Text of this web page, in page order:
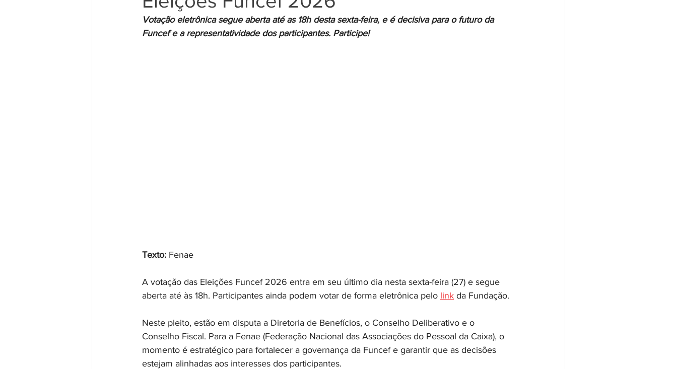
Movimento Sindical Mulheres Negros Notícias Outros Bancos
Votação eletrônica segue aberta até as 18h desta sexta-feira, e é decisiva para o futuro da
Funcef e a representatividade dos participantes. Participe!
Texto: Fenae
A votação das Eleições Funcef 2026 entra em seu último dia nesta sexta-feira (27) e segue
aberta até às 18h. Participantes ainda podem votar de forma eletrônica pelo link da Fundação.
Neste pleito, estão em disputa a Diretoria de Benefícios, o Conselho Deliberativo e o
Conselho Fiscal. Para a Fenae (Federação Nacional das Associações do Pessoal da Caixa), o
momento é estratégico para fortalecer a governança da Funcef e garantir que as decisões
estejam alinhadas aos interesses dos participantes.